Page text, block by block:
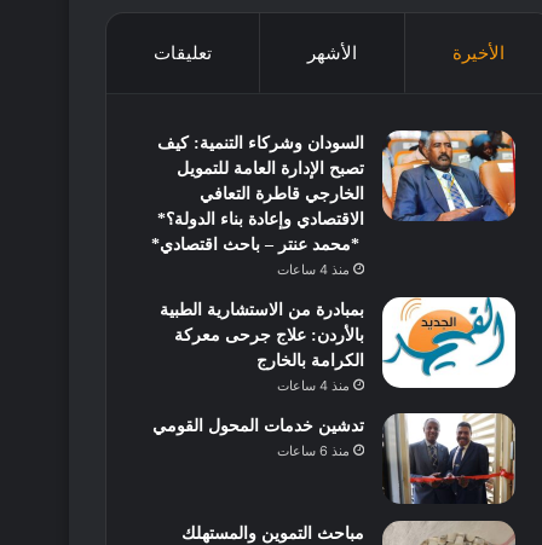
الأخيرة الأشهر تعليقات
السودان وشركاء التنمية: كيف
تصبح الإدارة العامة للتمويل
الخارجي قاطرة التعافي
الاقتصادي وإعادة بناء الدولة؟*
*محمد عنتر – باحث اقتصادي*
منذ 4 ساعات
بمبادرة من الاستشارية الطبية
بالأردن: علاج جرحى معركة
الكرامة بالخارج
منذ 4 ساعات
تدشين خدمات المحول القومي
منذ 6 ساعات
مباحث التموين والمستهلك